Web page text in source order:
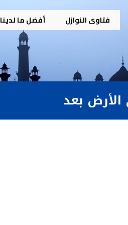
فتاوى النوازل أفضل ما لدينا
بعد